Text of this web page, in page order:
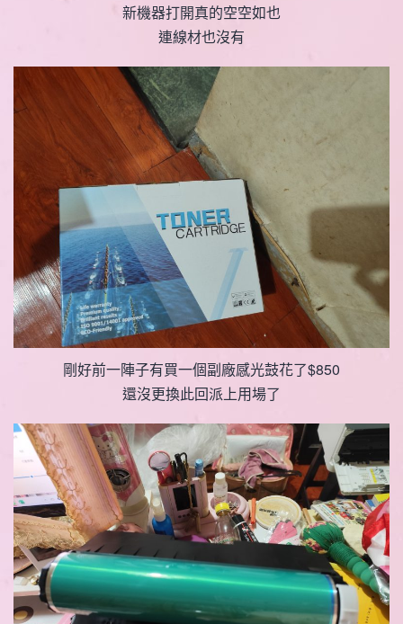
新機器打開真的空空如也
連線材也沒有
剛好前一陣子有買一個副廠感光鼓花了$850
還沒更換此回派上用場了